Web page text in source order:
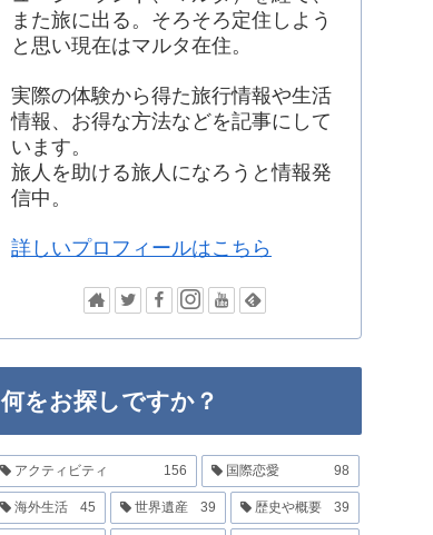
また旅に出る。そろそろ定住しよう
と思い現在はマルタ在住。
実際の体験から得た旅行情報や生活
情報、お得な方法などを記事にして
います。
旅人を助ける旅人になろうと情報発
信中。
詳しいプロフィールはこちら
何をお探しですか？
アクティビティ 156 国際恋愛 98
海外生活 45 世界遺産 39 歴史や概要 39